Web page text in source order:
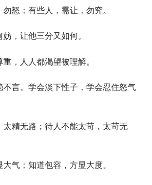
怒；有些人，需让，勿究。
，让他三分又如何。
，人人都渴望被理解。
不言。学会淡下性子，学会忍住怒气
太精无路；待人不能太苛，太苛无
气；知道包容，方显大度。